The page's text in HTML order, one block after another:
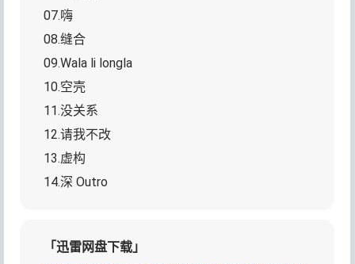
07.嗨
08.缝合
09.Wala li longla
10.空壳
11.没关系
12.请我不改
13.虚构
14.深 Outro
「迅雷网盘下载」